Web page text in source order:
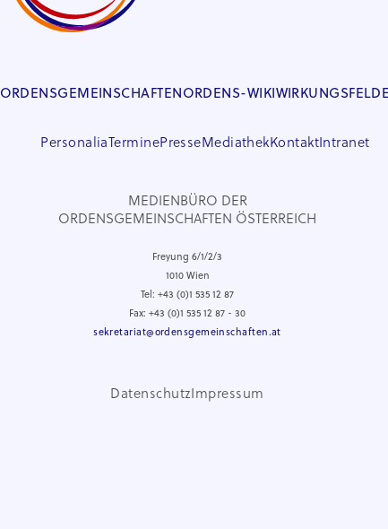
ORDENSGEMEINSCHAFTENORDENS-WIKI
Personalia TerminePresseMediathekKontaktIntranet
MEDIENBÜRO DER
ORDENSGEMEINSCHAFTEN ÖSTERREICH
Freyung 6/1/2/3
1010 Wien
Tel: +43 (0)1 535 12 87
Fax: +43 (0)1 535 12 87 - 30
sekretariat@ordensgemeinschaften.at
DatenschutzImpressum